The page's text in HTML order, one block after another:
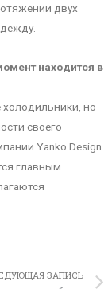
двух
находится в
но
своего
Yanko Design
главным
ЗАПИСЬ